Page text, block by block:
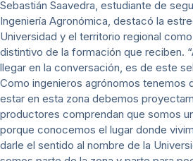
Sebastián Saavedra, estudiante de
Ingeniería Agronómica, destacó la
Universidad y el territorio regional
distintivo de la formación que reciben.
llegar en la conversación, es de este
Como ingenieros agrónomos tenemos
estar en esta zona debemos
productores comprendan que somos
porque conocemos el lugar donde
darle el sentido al nombre de la